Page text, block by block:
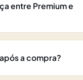
entre Premium e
a compra?